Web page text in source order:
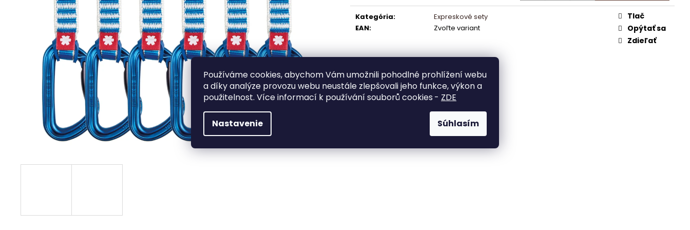
Používáme cookies, abychom Vám umožnili pohodlné prohlížení webu
a díky analýze provozu webu neustále zlepšovali jeho funkce, výkon a
použitelnost. Více informací k používání souborů cookies - ZDE
Nastavenie Súhlasím
cena:
Kategória:
Expreskové sety
EAN: Zvoľte variant
Tlač
Opýtať sa
Zdieľať
HANGBOARD CRUX
€77,96
HANGBOARD ONSIGHT
€81,96